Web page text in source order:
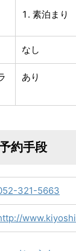
素泊まり
なし
あり
約手段
321-5663